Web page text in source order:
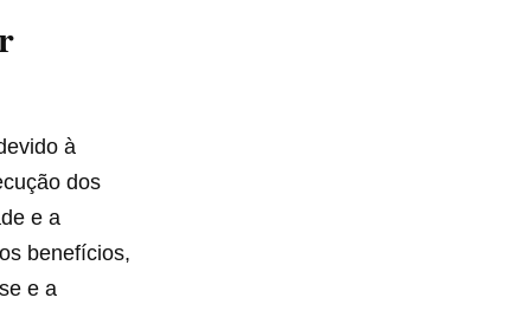
à
dos
e a
benefícios,
e a